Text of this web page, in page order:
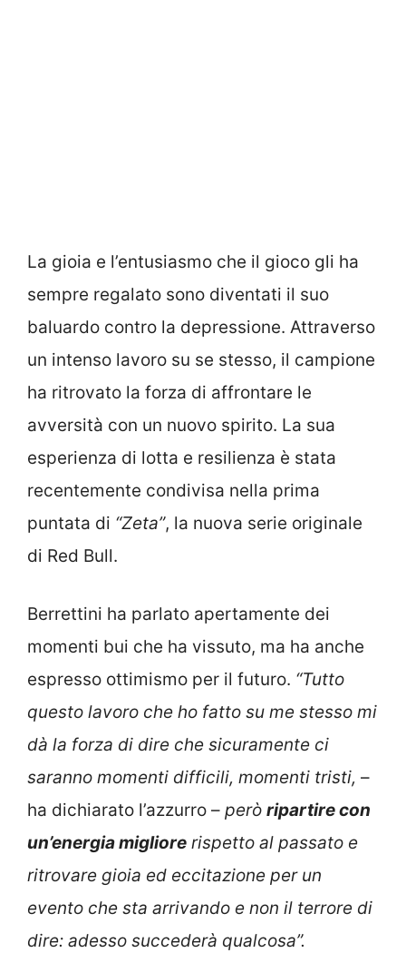
La gioia e l’entusiasmo che il gioco gli ha
sempre regalato sono diventati il suo
baluardo contro la depressione. Attraverso
un intenso lavoro su se stesso, il campione
ha ritrovato la forza di affrontare le
avversità con un nuovo spirito. La sua
esperienza di lotta e resilienza è stata
recentemente condivisa nella prima
puntata di “Zeta”, la nuova serie originale
di Red Bull.
Berrettini ha parlato apertamente dei
momenti bui che ha vissuto, ma ha anche
espresso ottimismo per il futuro. “Tutto
questo lavoro che ho fatto su me stesso mi
dà la forza di dire che sicuramente ci
saranno momenti difficili, momenti tristi, –
ha dichiarato l’azzurro – però ripartire con
un’energia migliore rispetto al passato e
ritrovare gioia ed eccitazione per un
evento che sta arrivando e non il terrore di
dire: adesso succederà qualcosa”.